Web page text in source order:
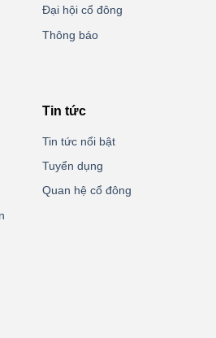
Đại hội cổ đông
Thông báo
Tin tức
Tin tức nổi bật
Tuyển dụng
Quan hệ cổ đông